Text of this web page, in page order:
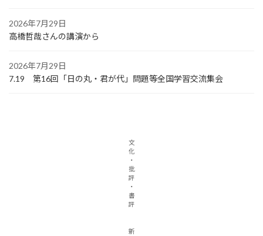
2026年7月29日
高橋哲哉さんの講演から
2026年7月29日
7.19 第16回「日の丸・君が代」問題等全国学習交流集会
文
化
・
批
評
・
書
評
新